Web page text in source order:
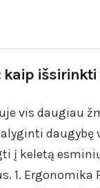
kaip
vis daugiau
daugybę
į keletą
1. Ergonomika